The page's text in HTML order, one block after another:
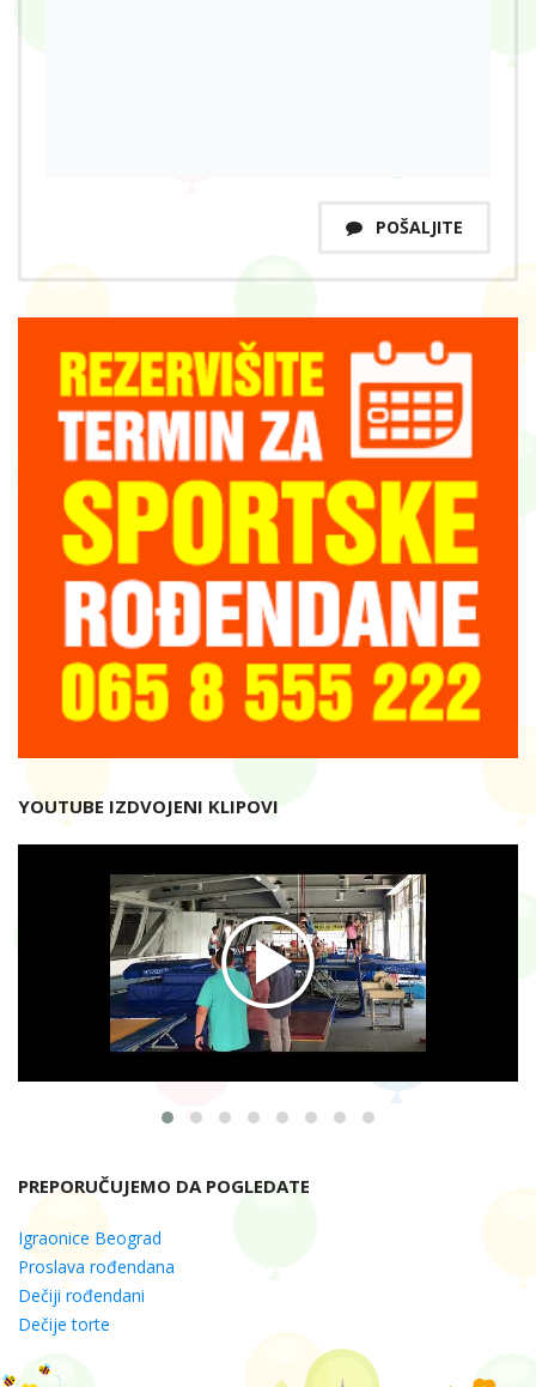
POŠALJITE
YOUTUBE IZDVOJENI KLIPOVI
PREPORUČUJEMO DA POGLEDATE
Igraonice Beograd
Proslava rođendana
Dečiji rođendani
Dečije torte